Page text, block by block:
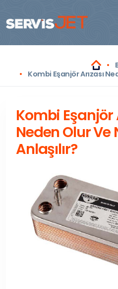
Kombi Eşanjör Arızası
Kombi Eşanjör
Neden Olur Ve
Anlaşılır?